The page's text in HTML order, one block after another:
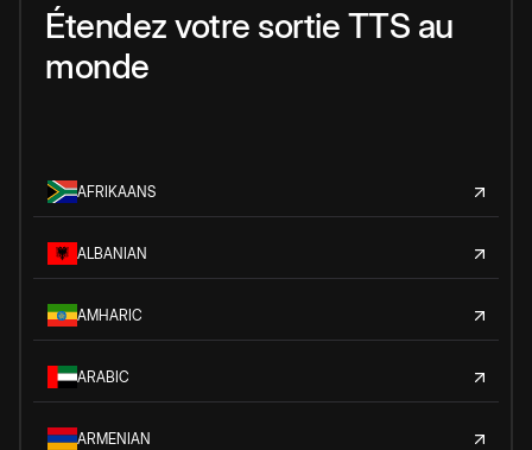
Étendez votre sortie TTS au
monde
AFRIKAANS
ALBANIAN
AMHARIC
ARABIC
ARMENIAN